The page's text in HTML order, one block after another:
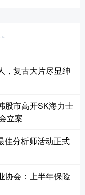
，复古大片尽显绅
股市高开SK海力士
立案
佳分析师活动正式
协会：上半年保险